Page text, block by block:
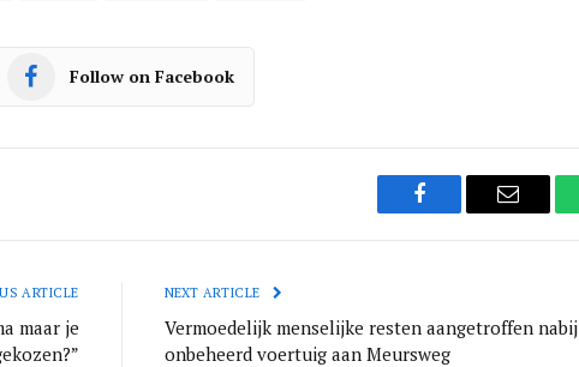
Follow on Facebook
Facebook Email
ARTICLE
maar je
NEXT ARTICLE
Vermoedelijk menselijke resten aangetroffen nabij
onbeheerd voertuig aan Meursweg